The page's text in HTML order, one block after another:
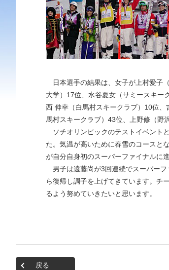
日本選手の結果は、女子が上村愛子
大学）17位、水谷夏女（サミースキー
西 伸幸（白馬村スキークラブ）10位
馬村スキークラブ）43位、上野修（野
ソチオリンピックのテストイベント
た。気温が高いために春雪のコースと
が自分自身初のスーパーファイナルに
男子は遠藤尚が3回連続でスーパーフ
ら復帰し調子を上げてきています。チ
るよう努めていきたいと思います。
戻る